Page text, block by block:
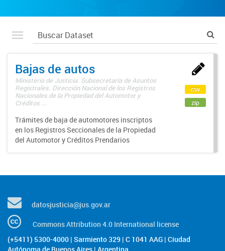
Bajas de autos
Ministerio de Justicia. Subsecretaría de Asuntos
Registrales. Dirección Nacional de los Registros
Nacionales de la Propiedad del Automotor y
Créditos ...
Trámites de baja de automotores inscriptos
en los Registros Seccionales de la Propiedad
del Automotor y Créditos Prendarios
csv
zip
datosjusticia@jus.gov.ar
Commons Attribution 4.0 International license
(+5411) 5300-4000 | Sarmiento 329 | C 1041 AAG | Ciudad